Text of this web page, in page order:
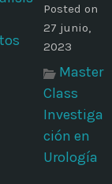
Posted on
27 junio,
2023
Master
Class
Investiga
ción en
Urología